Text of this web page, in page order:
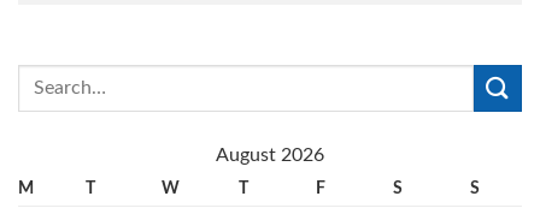
August 2026
M T W T F S S